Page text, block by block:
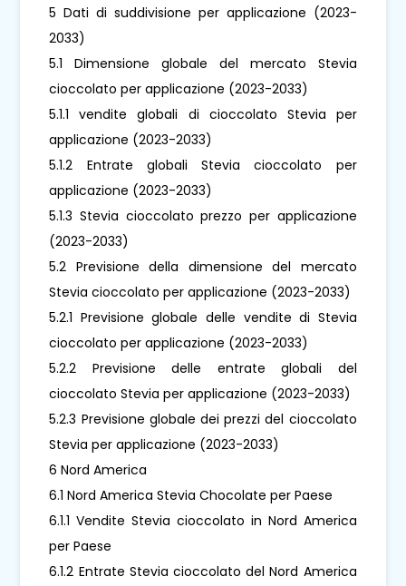
5 Dati di suddivisione per applicazione (2023-
2033)
5.1 Dimensione globale del mercato Stevia
cioccolato per applicazione (2023-2033)
5.1.1 vendite globali di cioccolato Stevia per
applicazione (2023-2033)
5.1.2 Entrate globali Stevia cioccolato per
applicazione (2023-2033)
5.1.3 Stevia cioccolato prezzo per applicazione
(2023-2033)
5.2 Previsione della dimensione del mercato
Stevia cioccolato per applicazione (2023-2033)
5.2.1 Previsione globale delle vendite di Stevia
cioccolato per applicazione (2023-2033)
5.2.2 Previsione delle entrate globali del
cioccolato Stevia per applicazione (2023-2033)
5.2.3 Previsione globale dei prezzi del cioccolato
Stevia per applicazione (2023-2033)
6 Nord America
6.1 Nord America Stevia Chocolate per Paese
6.1.1 Vendite Stevia cioccolato in Nord America
per Paese
6.1.2 Entrate Stevia cioccolato del Nord America